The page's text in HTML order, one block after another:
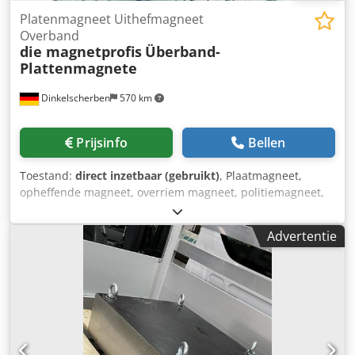
Dinkelscherben 570 km
Platenmagneet Uithefmagneet
Overband
die magnetprofis Überband-
Plattenmagnete
Prijsinfo Bellen
Toestand: direct inzetbaar (gebruikt), Plaatmagneet,
opheffende magneet, overriem magneet, politiemagneet,
magnetische filter, magnetische separator wij hebben
altijd verschillende magneetmaterialen, modellen en
maten in voorraad. Standaard maten beschikbaar: 420 x
420 x 200mm 420 x 420 x 250mm 620 x 420 x 200mm
Dsdehupizspfx Apysck 620 x 520 x 200mm 820 x 520 x
200mm 820 x 520 x 250mm 1000 x 500 x 180mm 1200 x 500
x 180mm 1200 x 500 x 200mm 1200 x 500 x 250mm 1500 x
500 x 180mm 1500 x 500 x 200mm 1500 x 500 x 250mm
2000 x 500 x 180mm 2000 x 500 x 200mm 2000 x 500 x
Advertentie